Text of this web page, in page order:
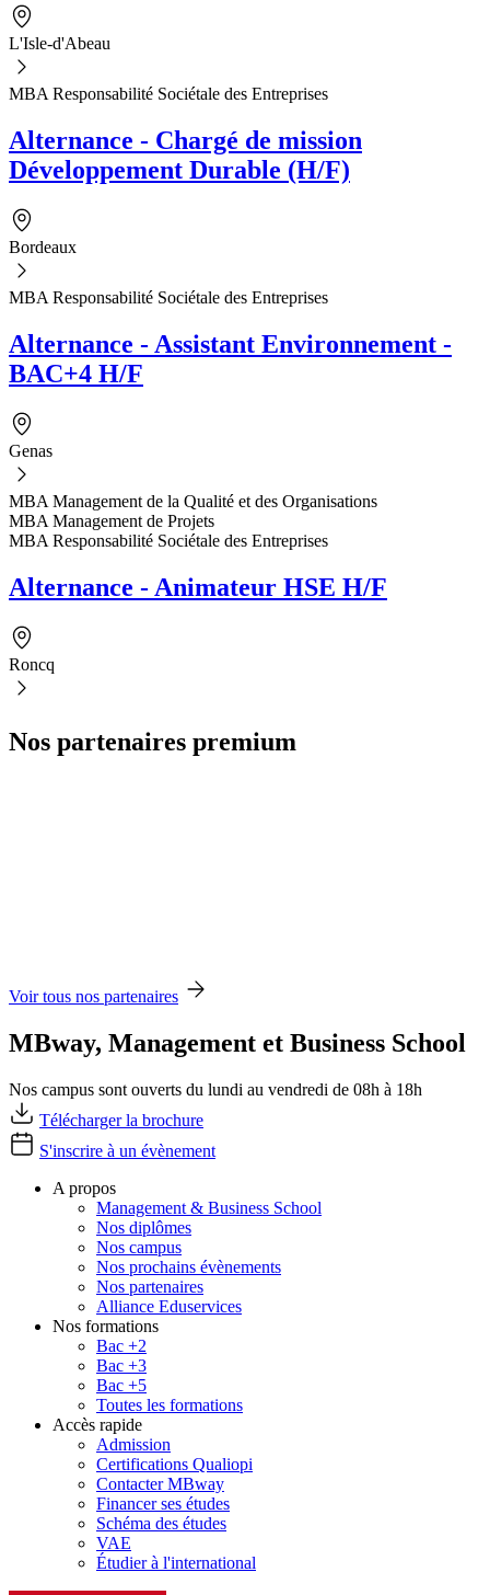
L'Isle-d'Abeau
MBA Responsabilité Sociétale des Entreprises
Alternance - Chargé de mission
Développement Durable (H/F)
Bordeaux
MBA Responsabilité Sociétale des Entreprises
Alternance - Assistant Environnement -
BAC+4 H/F
Genas
MBA Management de la Qualité et des Organisations
MBA Management de Projets
MBA Responsabilité Sociétale des Entreprises
Alternance - Animateur HSE H/F
Roncq
Nos partenaires premium
Voir tous nos partenaires
MBway, Management et Business School
Nos campus sont ouverts du lundi au vendredi de 08h à 18h
Télécharger la brochure
S'inscrire à un évènement
A propos
Management & Business School
Nos diplômes
Nos campus
Nos prochains évènements
Nos partenaires
Alliance Eduservices
Nos formations
Bac +2
Bac +3
Bac +5
Toutes les formations
Accès rapide
Admission
Certifications Qualiopi
Contacter MBway
Financer ses études
Schéma des études
VAE
Étudier à l'international